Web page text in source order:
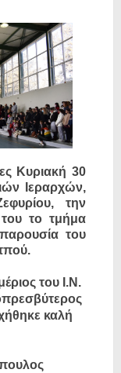
Κυριακή 30
Ιεραρχών,
την
του το τμήμα
του
του Ι.Ν.
καλή